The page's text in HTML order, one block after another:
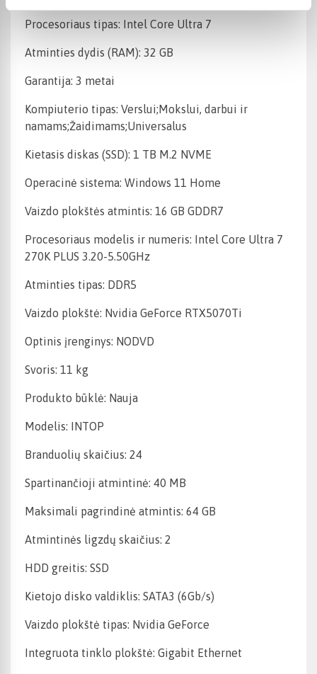
Procesoriaus tipas: Intel Core Ultra 7
Atminties dydis (RAM): 32 GB
Garantija: 3 metai
Kompiuterio tipas: Verslui;Mokslui, darbui ir
namams;Žaidimams;Universalus
Kietasis diskas (SSD): 1 TB M.2 NVME
Operacinė sistema: Windows 11 Home
Vaizdo plokštės atmintis: 16 GB GDDR7
Procesoriaus modelis ir numeris: Intel Core Ultra 7
270K PLUS 3.20-5.50GHz
Atminties tipas: DDR5
Vaizdo plokštė: Nvidia GeForce RTX5070Ti
Optinis įrenginys: NODVD
Svoris: 11 kg
Produkto būklė: Nauja
Modelis: INTOP
Branduolių skaičius: 24
Spartinančioji atmintinė: 40 MB
Maksimali pagrindinė atmintis: 64 GB
Atmintinės ligzdų skaičius: 2
HDD greitis: SSD
Kietojo disko valdiklis: SATA3 (6Gb/s)
Vaizdo plokštė tipas: Nvidia GeForce
Integruota tinklo plokštė: Gigabit Ethernet